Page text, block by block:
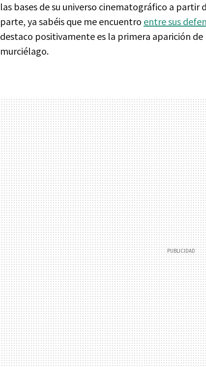
las bases de su universo cinematográfico a partir
parte, ya sabéis que me encuentro entre sus
destaco positivamente es la primera aparición de
murciélago.